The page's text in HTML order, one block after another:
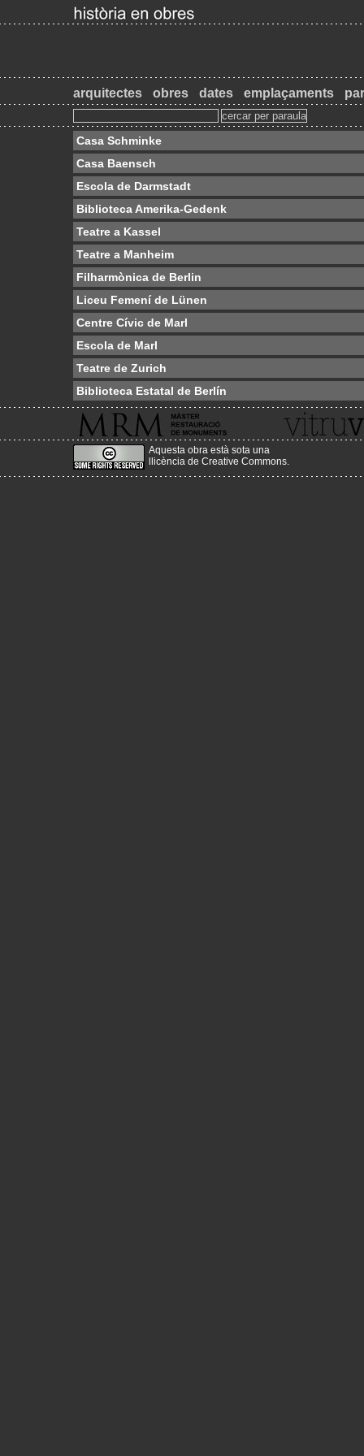
arquitectes obres dates emplaçaments
Casa Schminke
Casa Baensch
Escola de Darmstadt
Biblioteca Amerika-Gedenk
Teatre a Kassel
Teatre a Manheim
Filharmònica de Berlin
Liceu Femení de Lünen
Centre Cívic de Marl
Escola de Marl
Teatre de Zurich
Biblioteca Estatal de Berlín
Aquesta obra està sota una
llicència de Creative Commons.